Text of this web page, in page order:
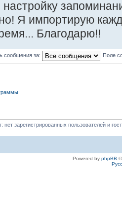
Я импортирую
Благодарю!!
сообщения за: Поле
зарегистрированных пользователей и
Powered by phpBB